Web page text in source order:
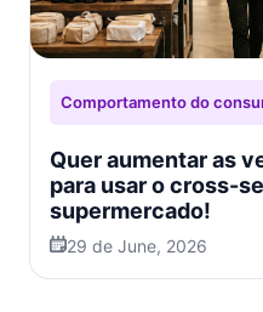
Comportamento do
Quer aumentar as
para usar o cross-
supermercado!
29 de June, 2026